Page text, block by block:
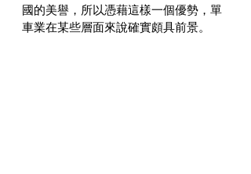
國的美譽，所以憑藉這樣一個優勢，單
車業在某些層面來說確實頗具前景。